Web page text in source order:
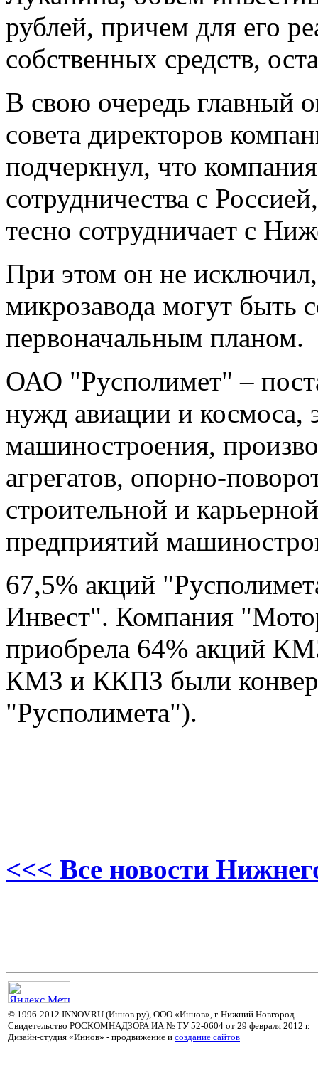
рублей, причем для его
собственных средств,
В свою очередь главный
совета директоров
подчеркнул, что
сотрудничества с
тесно сотрудничает с
При этом он не исключил,
микрозавода могут быть
первоначальным планом.
ОАО "Русполимет" –
нужд авиации и космоса,
машиностроения,
агрегатов, опорно-
строительной и
предприятий
67,5% акций
Инвест". Компания
приобрела 64% акций
КМЗ и ККПЗ были
"Русполимета").
<<< Все новости
© 1996-2012 INNOV.RU (Иннов.ру), ООО «Иннов», г. Нижний Новгород
Свидетельство РОСКОМНАДЗОРА ИА № ТУ 52-0604 от 29 февраля 2012 г.
Дизайн-студия «Иннов» - продвижение и cоздание сайтов